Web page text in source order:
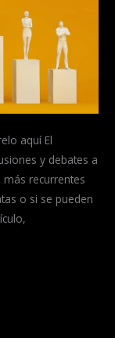
aquí El
y debates a
recurrentes
o si se pueden